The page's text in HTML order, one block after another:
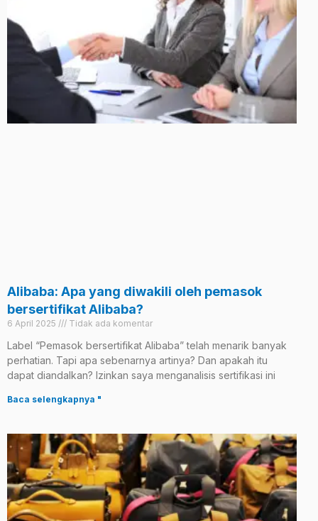
Alibaba: Apa yang diwakili oleh pemasok
bersertifikat Alibaba?
6 April 2025 Tidak ada komentar
Label “Pemasok bersertifikat Alibaba” telah menarik banyak
perhatian. Tapi apa sebenarnya artinya? Dan apakah itu
dapat diandalkan? Izinkan saya menganalisis sertifikasi ini
Baca selengkapnya "